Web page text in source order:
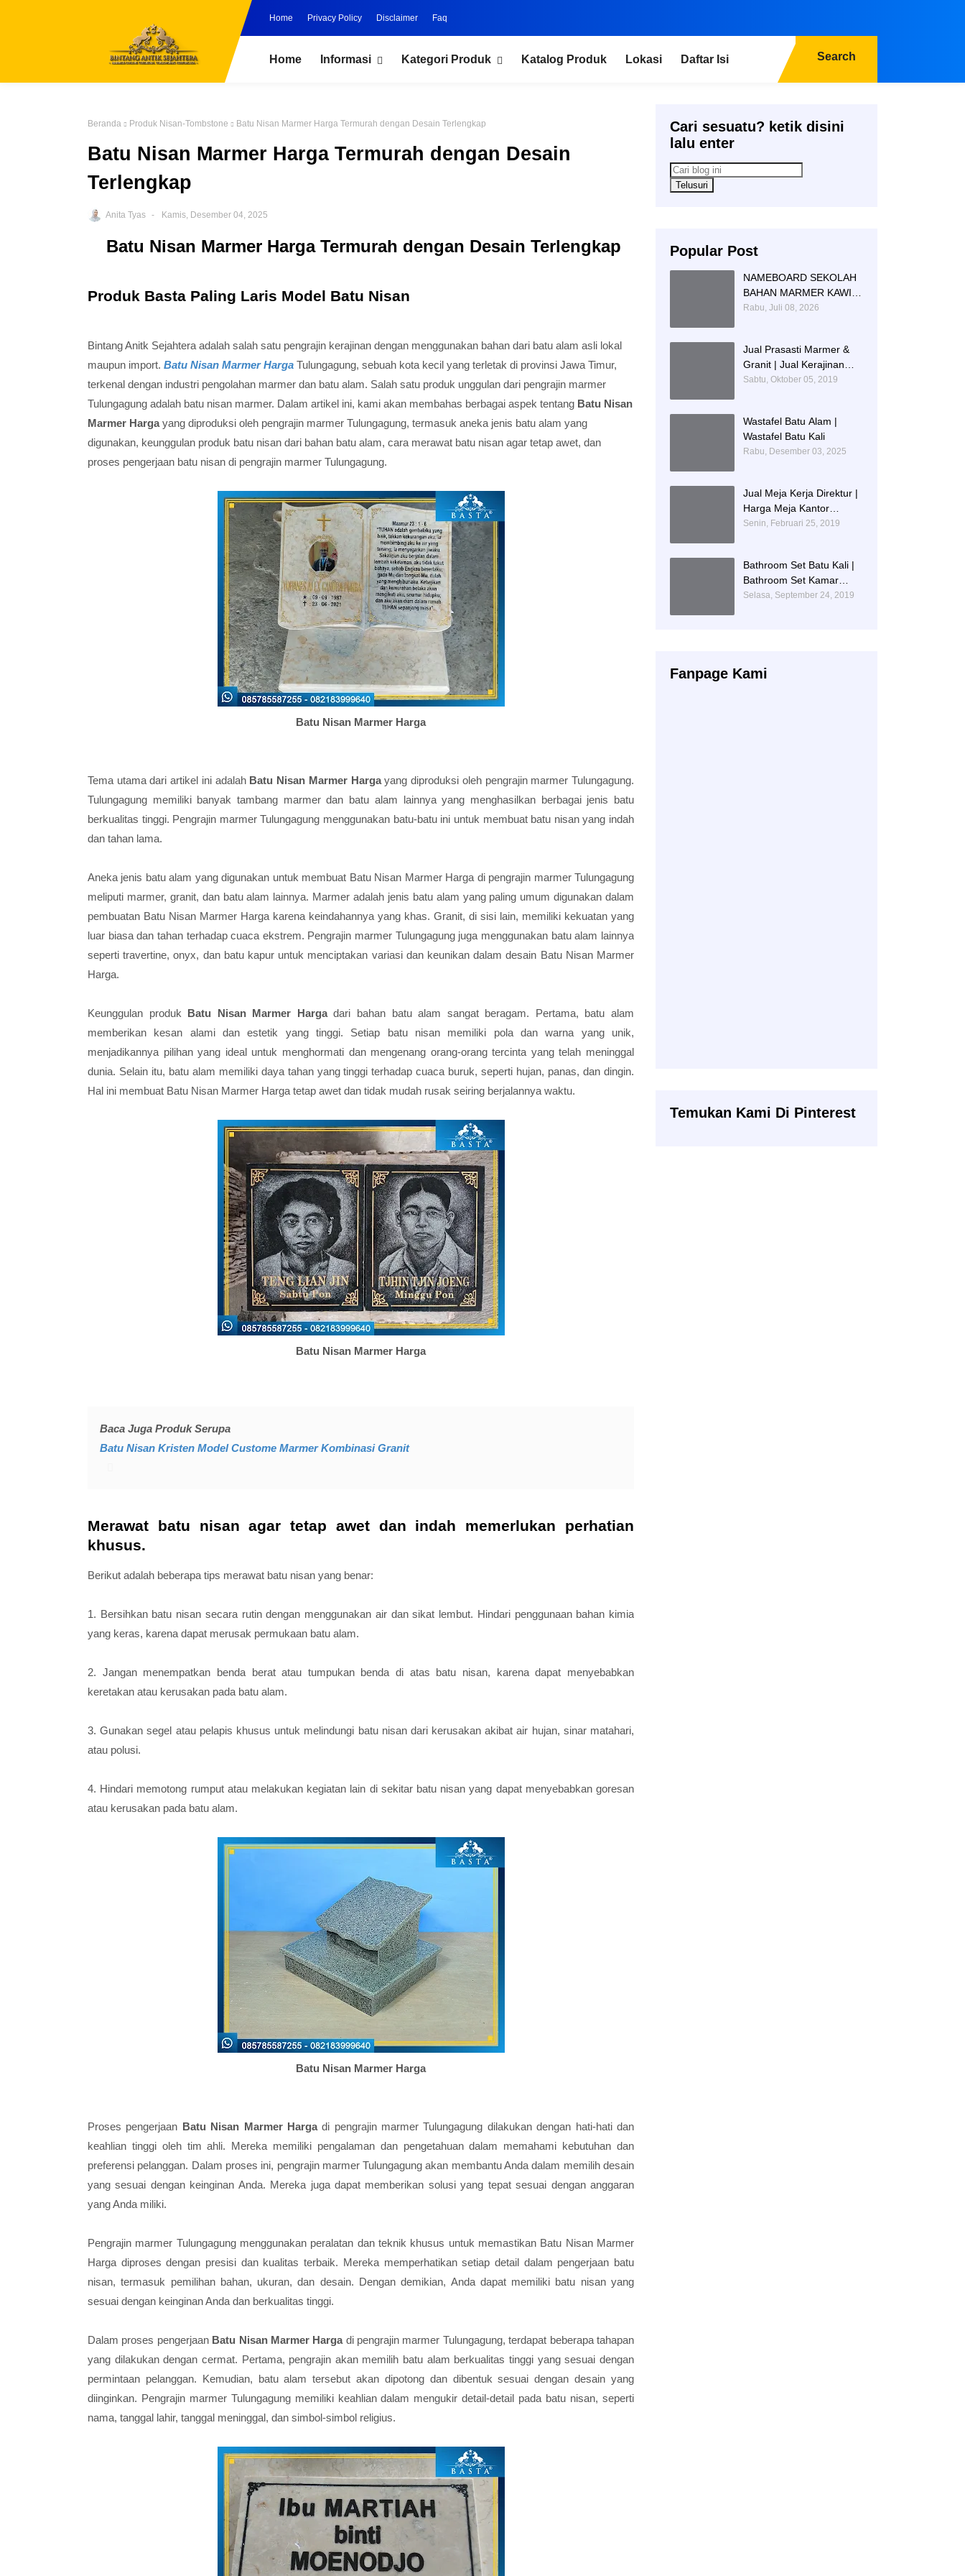
Home Privacy Policy Disclaimer Faq
Home Informasi Kategori Produk Katalog Produk Lokasi Daftar Isi Search
Beranda Produk Nisan-Tombstone Batu Nisan Marmer Harga Termurah dengan Desain Terlengkap
Batu Nisan Marmer Harga Termurah dengan Desain
Terlengkap
Anita Tyas Kamis, Desember 04, 2025
Batu Nisan Marmer Harga Termurah dengan Desain Terlengkap
Produk Basta Paling Laris Model Batu Nisan
Bintang Anitk Sejahtera adalah salah satu pengrajin kerajinan dengan menggunakan bahan dari batu alam asli lokal
maupun import. Batu Nisan Marmer Harga Tulungagung, sebuah kota kecil yang terletak di provinsi Jawa Timur,
terkenal dengan industri pengolahan marmer dan batu alam. Salah satu produk unggulan dari pengrajin marmer
Tulungagung adalah batu nisan marmer. Dalam artikel ini, kami akan membahas berbagai aspek tentang Batu Nisan
Marmer Hargayang diproduksi oleh pengrajin marmer Tulungagung, termasuk aneka jenis batu alam yang
digunakan, keunggulan produk batu nisan dari bahan batu alam, cara merawat batu nisan agar tetap awet, dan
proses pengerjaan batu nisan di pengrajin marmer Tulungagung.
Batu Nisan Marmer Harga
Tema utama dari artikel ini adalah Batu Nisan Marmer Hargayang diproduksi oleh pengrajin marmer Tulungagung.
Tulungagung memiliki banyak tambang marmer dan batu alam lainnya yang menghasilkan berbagai jenis batu
berkualitas tinggi. Pengrajin marmer Tulungagung menggunakan batu-batu ini untuk membuat batu nisan yang indah
dan tahan lama.
Aneka jenis batu alam yang digunakan untuk membuat Batu Nisan Marmer Harga di pengrajin marmer Tulungagung
meliputi marmer, granit, dan batu alam lainnya. Marmer adalah jenis batu alam yang paling umum digunakan dalam
pembuatan Batu Nisan Marmer Harga karena keindahannya yang khas. Granit, di sisi lain, memiliki kekuatan yang
luar biasa dan tahan terhadap cuaca ekstrem. Pengrajin marmer Tulungagung juga menggunakan batu alam lainnya
seperti travertine, onyx, dan batu kapur untuk menciptakan variasi dan keunikan dalam desain Batu Nisan Marmer
Harga.
Keunggulan produk Batu Nisan Marmer Hargadari bahan batu alam sangat beragam. Pertama, batu alam
memberikan kesan alami dan estetik yang tinggi. Setiap batu nisan memiliki pola dan warna yang unik,
menjadikannya pilihan yang ideal untuk menghormati dan mengenang orang-orang tercinta yang telah meninggal
dunia. Selain itu, batu alam memiliki daya tahan yang tinggi terhadap cuaca buruk, seperti hujan, panas, dan dingin.
Hal ini membuat Batu Nisan Marmer Harga tetap awet dan tidak mudah rusak seiring berjalannya waktu.
Batu Nisan Marmer Harga
Baca Juga Produk Serupa
Batu Nisan Kristen Model Custome Marmer Kombinasi Granit
Merawat batu nisan agar tetap awet dan indah memerlukan perhatian
khusus.
Berikut adalah beberapa tips merawat batu nisan yang benar:
1. Bersihkan batu nisan secara rutin dengan menggunakan air dan sikat lembut. Hindari penggunaan bahan kimia
yang keras, karena dapat merusak permukaan batu alam.
2. Jangan menempatkan benda berat atau tumpukan benda di atas batu nisan, karena dapat menyebabkan
keretakan atau kerusakan pada batu alam.
3. Gunakan segel atau pelapis khusus untuk melindungi batu nisan dari kerusakan akibat air hujan, sinar matahari,
atau polusi.
4. Hindari memotong rumput atau melakukan kegiatan lain di sekitar batu nisan yang dapat menyebabkan goresan
atau kerusakan pada batu alam.
Batu Nisan Marmer Harga
Proses pengerjaan Batu Nisan Marmer Hargadi pengrajin marmer Tulungagung dilakukan dengan hati-hati dan
keahlian tinggi oleh tim ahli. Mereka memiliki pengalaman dan pengetahuan dalam memahami kebutuhan dan
preferensi pelanggan. Dalam proses ini, pengrajin marmer Tulungagung akan membantu Anda dalam memilih desain
yang sesuai dengan keinginan Anda. Mereka juga dapat memberikan solusi yang tepat sesuai dengan anggaran
yang Anda miliki.
Pengrajin marmer Tulungagung menggunakan peralatan dan teknik khusus untuk memastikan Batu Nisan Marmer
Harga diproses dengan presisi dan kualitas terbaik. Mereka memperhatikan setiap detail dalam pengerjaan batu
nisan, termasuk pemilihan bahan, ukuran, dan desain. Dengan demikian, Anda dapat memiliki batu nisan yang
sesuai dengan keinginan Anda dan berkualitas tinggi.
Dalam proses pengerjaan Batu Nisan Marmer Hargadi pengrajin marmer Tulungagung, terdapat beberapa tahapan
yang dilakukan dengan cermat. Pertama, pengrajin akan memilih batu alam berkualitas tinggi yang sesuai dengan
permintaan pelanggan. Kemudian, batu alam tersebut akan dipotong dan dibentuk sesuai dengan desain yang
diinginkan. Pengrajin marmer Tulungagung memiliki keahlian dalam mengukir detail-detail pada batu nisan, seperti
nama, tanggal lahir, tanggal meninggal, dan simbol-simbol religius.
Cari sesuatu? ketik disini
lalu enter
Popular Post
NAMEBOARD SEKOLAH
BAHAN MARMER KAWI
AGUNG SIMBOL DAN
Rabu, Juli 08, 2026
Jual Prasasti Marmer &
Granit | Jual Kerajinan
Prasasti
Sabtu, Oktober 05, 2019
Wastafel Batu Alam |
Wastafel Batu Kali
Rabu, Desember 03, 2025
Jual Meja Kerja Direktur |
Harga Meja Kantor
Marmer
Senin, Februari 25, 2019
Bathroom Set Batu Kali |
Bathroom Set Kamar
Mandi Mewah
Selasa, September 24, 2019
Fanpage Kami
Temukan Kami Di Pinterest